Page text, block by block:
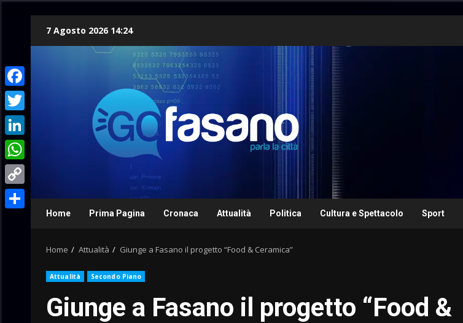
7 Agosto 2026 14:24
Home Prima Pagina Cronaca Attualità Politica Cultura e Spettacolo Sport
Home Attualità Giunge a Fasano il progetto “Food & Ceramica”
Attualità Secondo Piano
Giunge a Fasano il progetto “Food &
Facebook
Twitter
LinkedIn
WhatsApp
Copy